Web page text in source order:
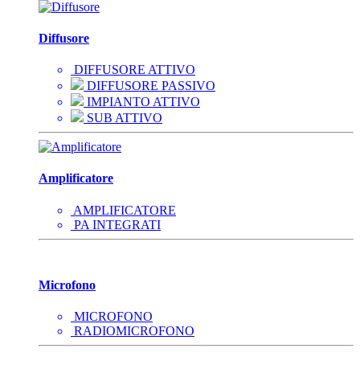
Diffusore
DIFFUSORE ATTIVO
DIFFUSORE PASSIVO
IMPIANTO ATTIVO
SUB ATTIVO
Amplificatore
AMPLIFICATORE
PA INTEGRATI
Microfono
MICROFONO
RADIOMICROFONO